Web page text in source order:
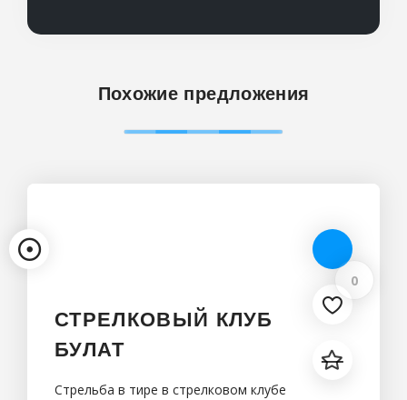
Похожие предложения
0
СТРЕЛКОВЫЙ КЛУБ
БУЛАТ
Стрельба в тире в стрелковом клубе